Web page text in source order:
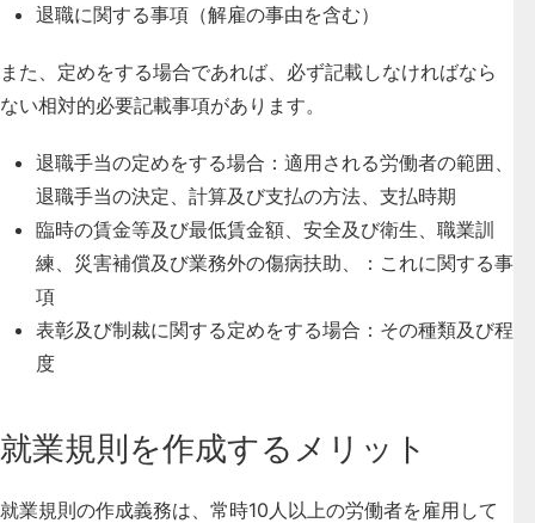
退職に関する事項（解雇の事由を含む）
また、定めをする場合であれば、必ず記載しなければなら
ない相対的必要記載事項があります。
退職手当の定めをする場合：適用される労働者の範囲、
退職手当の決定、計算及び支払の方法、支払時期
臨時の賃金等及び最低賃金額、安全及び衛生、職業訓
練、災害補償及び業務外の傷病扶助、：これに関する事
項
表彰及び制裁に関する定めをする場合：その種類及び程
度
就業規則を作成するメリット
就業規則の作成義務は、常時10人以上の労働者を雇用して